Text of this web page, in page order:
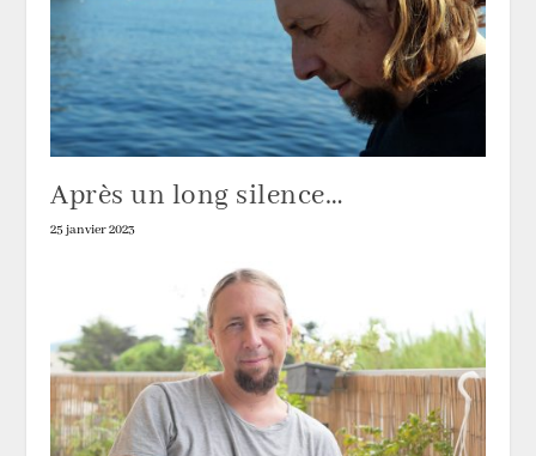
Après un long silence…
25 janvier 2023